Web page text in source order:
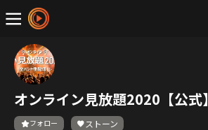
オンライン見放題2020【公式】
フォロー ストーン